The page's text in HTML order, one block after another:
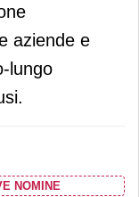
aziende e
lungo
NOMINE